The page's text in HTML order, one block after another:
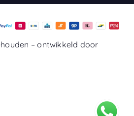
–ontwikkeld door